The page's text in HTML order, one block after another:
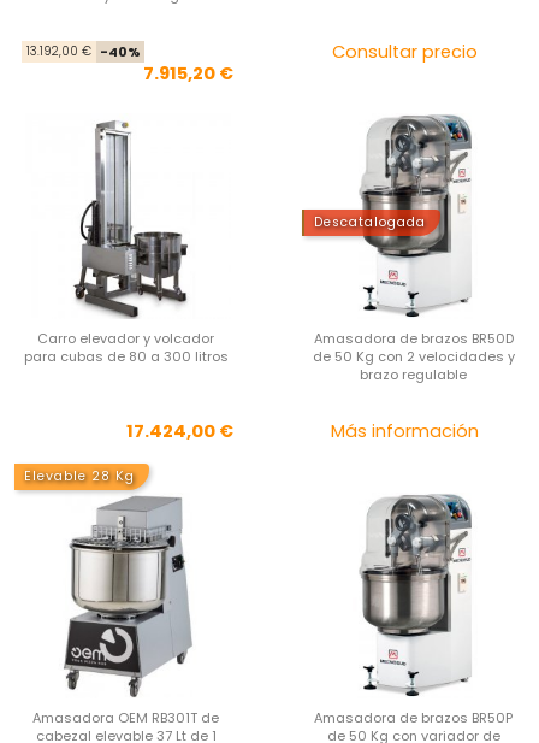
13.192,00 € -40%
7.915,20 €
Consultar precio
Carro elevador y volcador
para cubas de 80 a 300 litros
Precio
17.424,00 €
Descatalogada
Amasadora de brazos BR50D
de 50 Kg con 2 velocidades y
brazo regulable
Más información
Elevable 28 Kg
Amasadora OEM RB301T de
cabezal elevable 37 Lt de 1
Amasadora de brazos BR50P
de 50 Kg con variador de